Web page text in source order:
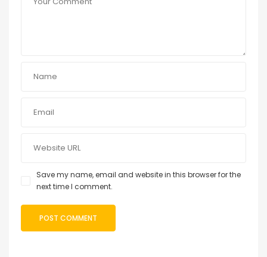
Save my name, email and website in this browser for the
next time I comment.